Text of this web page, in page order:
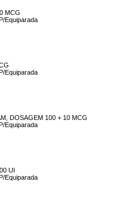
MCG
Equiparada
Equiparada
DOSAGEM 100 + 10 MCG
Equiparada
UI
Equiparada